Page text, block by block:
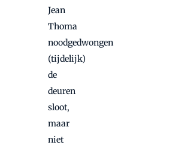
Jean
Thoma
noodgedwongen
(tijdelijk)
de
deuren
sloot,
maar
niet